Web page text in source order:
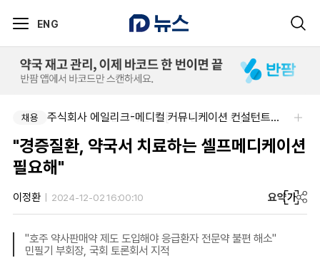
ENG
채용 주식회사 제뉴원사이언스-[제뉴원사이언스] 품질관리약사 모집(경력무관)
채용 주식회사 에일리크-메디컬 커뮤니케이션 컨설턴트(Associate) / 메디컬라이터 채용
"경증질환, 약국서 치료하는 셀프메디케이션
필요해"
이정환 2024-12-02 16:00:10 요약가
"호주 약사판매약 제도 도입해야 응급환자 전문약 불편 해소"
민필기 부회장, 국회 토론회서 지적